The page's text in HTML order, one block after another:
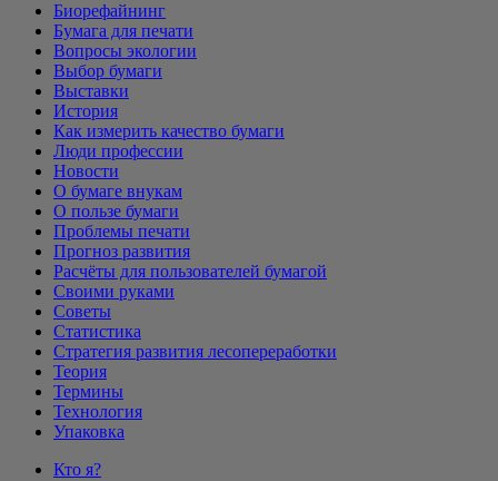
Биорефайнинг
Бумага для печати
Вопросы экологии
Выбор бумаги
Выставки
История
Как измерить качество бумаги
Люди профессии
Новости
О бумаге внукам
О пользе бумаги
Проблемы печати
Прогноз развития
Расчёты для пользователей бумагой
Своими руками
Советы
Статистика
Стратегия развития лесопереработки
Теория
Термины
Технология
Упаковка
Кто я?